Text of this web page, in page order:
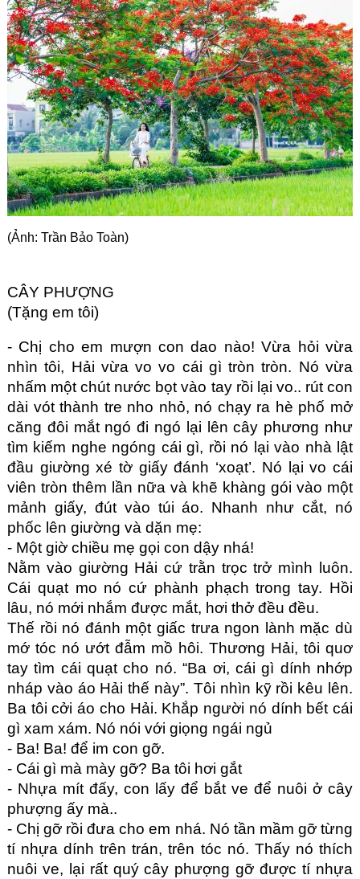
Góc chia sẻ
Liên hệ
Tìm kiếm
(Ảnh: Trần Bảo Toàn)
CÂY PHƯỢNG
(Tặng em tôi)
- Chị cho em mượn con dao nào! Vừa hỏi vừa
nhìn tôi, Hải vừa vo vo cái gì tròn tròn. Nó vừa
nhấm một chút nước bọt vào tay rồi lại vo.. rút con
dài vót thành tre nho nhỏ, nó chạy ra hè phố mở
căng đôi mắt ngó đi ngó lại lên cây phương như
tìm kiếm nghe ngóng cái gì, rồi nó lại vào nhà lật
đầu giường xé tờ giấy đánh ‘xoạt’. Nó lại vo cái
viên tròn thêm lần nữa và khẽ khàng gói vào một
mảnh giấy, đút vào túi áo. Nhanh như cắt, nó
phốc lên giường và dặn mẹ:
- Một giờ chiều mẹ gọi con dậy nhá!
Nằm vào giường Hải cứ trằn trọc trở mình luôn.
Cái quạt mo nó cứ phành phạch trong tay. Hồi
lâu, nó mới nhắm được mắt, hơi thở đều đều.
Thế rồi nó đánh một giấc trưa ngon lành mặc dù
mớ tóc nó ướt đẫm mồ hôi. Thương Hải, tôi quơ
tay tìm cái quạt cho nó. “Ba ơi, cái gì dính nhớp
nháp vào áo Hải thế này”. Tôi nhìn kỹ rồi kêu lên.
Ba tôi cởi áo cho Hải. Khắp người nó dính bết cái
gì xam xám. Nó nói với giọng ngái ngủ
- Ba! Ba! để im con gỡ.
- Cái gì mà mày gỡ? Ba tôi hơi gắt
- Nhựa mít đấy, con lấy để bắt ve để nuôi ở cây
phượng ấy mà..
- Chị gỡ rồi đưa cho em nhá. Nó tần mầm gỡ từng
tí nhựa dính trên trán, trên tóc nó. Thấy nó thích
nuôi ve, lại rất quý cây phượng gỡ được tí nhựa